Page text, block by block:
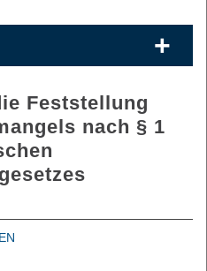
Feststellung
nach § 1